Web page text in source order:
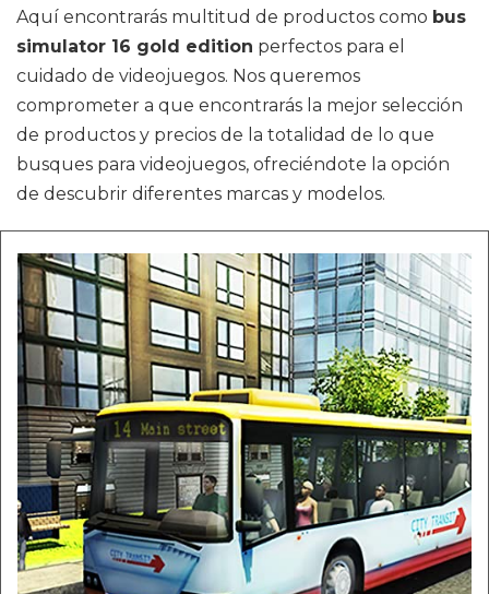
Aquí encontrarás multitud de productos como bus
simulator 16 gold edition perfectos para el
cuidado de videojuegos. Nos queremos
comprometer a que encontrarás la mejor selección
de productos y precios de la totalidad de lo que
busques para videojuegos, ofreciéndote la opción
de descubrir diferentes marcas y modelos.